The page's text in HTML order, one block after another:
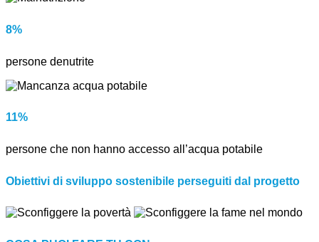
8%
persone denutrite
11%
persone che non hanno accesso all’acqua potabile
Obiettivi di sviluppo sostenibile perseguiti dal progetto